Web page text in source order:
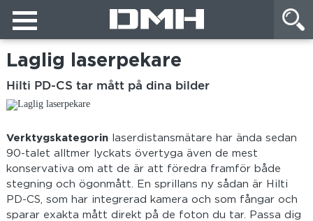
Laglig laserpekare
Hilti PD-CS tar mått på dina bilder
Verktygskategorinlaserdistansmätare har ända sedan
90-talet alltmer lyckats övertyga även de mest
konservativa om att de är att föredra framför både
stegning och ögonmått. En sprillans ny sådan är Hilti
PD-CS, som har integrerad kamera och som fångar och
sparar exakta mått direkt på de foton du tar. Passa dig